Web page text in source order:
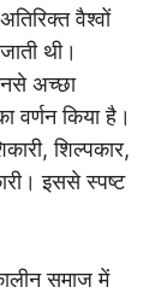
वैश्वों
थी।
अच्छा
वर्णन किया है।
शिल्पकार,
इससे स्पष्ट
समाज में